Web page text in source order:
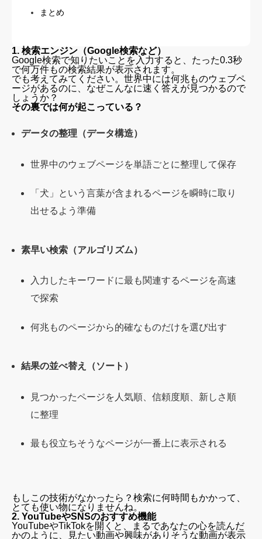
まとめ
1. 検索エンジン（Google検索など）
Google検索で知りたいことを入力すると、たった0.3秒
で何万件もの検索結果が表示されます。
でも考えてみてください。世界中には何兆ものウェブペ
ージがあるのに、なぜこんなに速く答えが見つかるので
しょうか？
その裏では何が起こっている？
データの整理（データ構造）
世界中のウェブページを単語ごとに整理して保存
「犬」という言葉が含まれるページを瞬時に取り
出せるよう準備
素早い検索（アルゴリズム）
入力したキーワードに最も関連するページを高速
で探索
何兆ものページから的確なものだけを選び出す
結果の並べ替え（ソート）
見つかったページを人気順、信頼度順、新しさ順
に整理
最も役立ちそうなページが一番上に表示される
もしこの技術がなかったら？検索に何時間もかかって、
とても使い物になりませんね。
2. YouTubeやSNSのおすすめ機能
YouTubeやTikTokを開くと、まるであなたの心を読んだ
かのように、見たい動画や興味がありそうな動画が表示